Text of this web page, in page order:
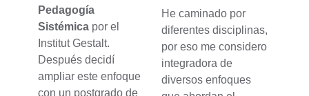
Pedagogía
Sistémicapor el
Institut Gestalt.
Después decidí
ampliar este enfoque
con un postgrado de
He caminado por
diferentes disciplinas,
por eso me considero
integradora de
diversos enfoques